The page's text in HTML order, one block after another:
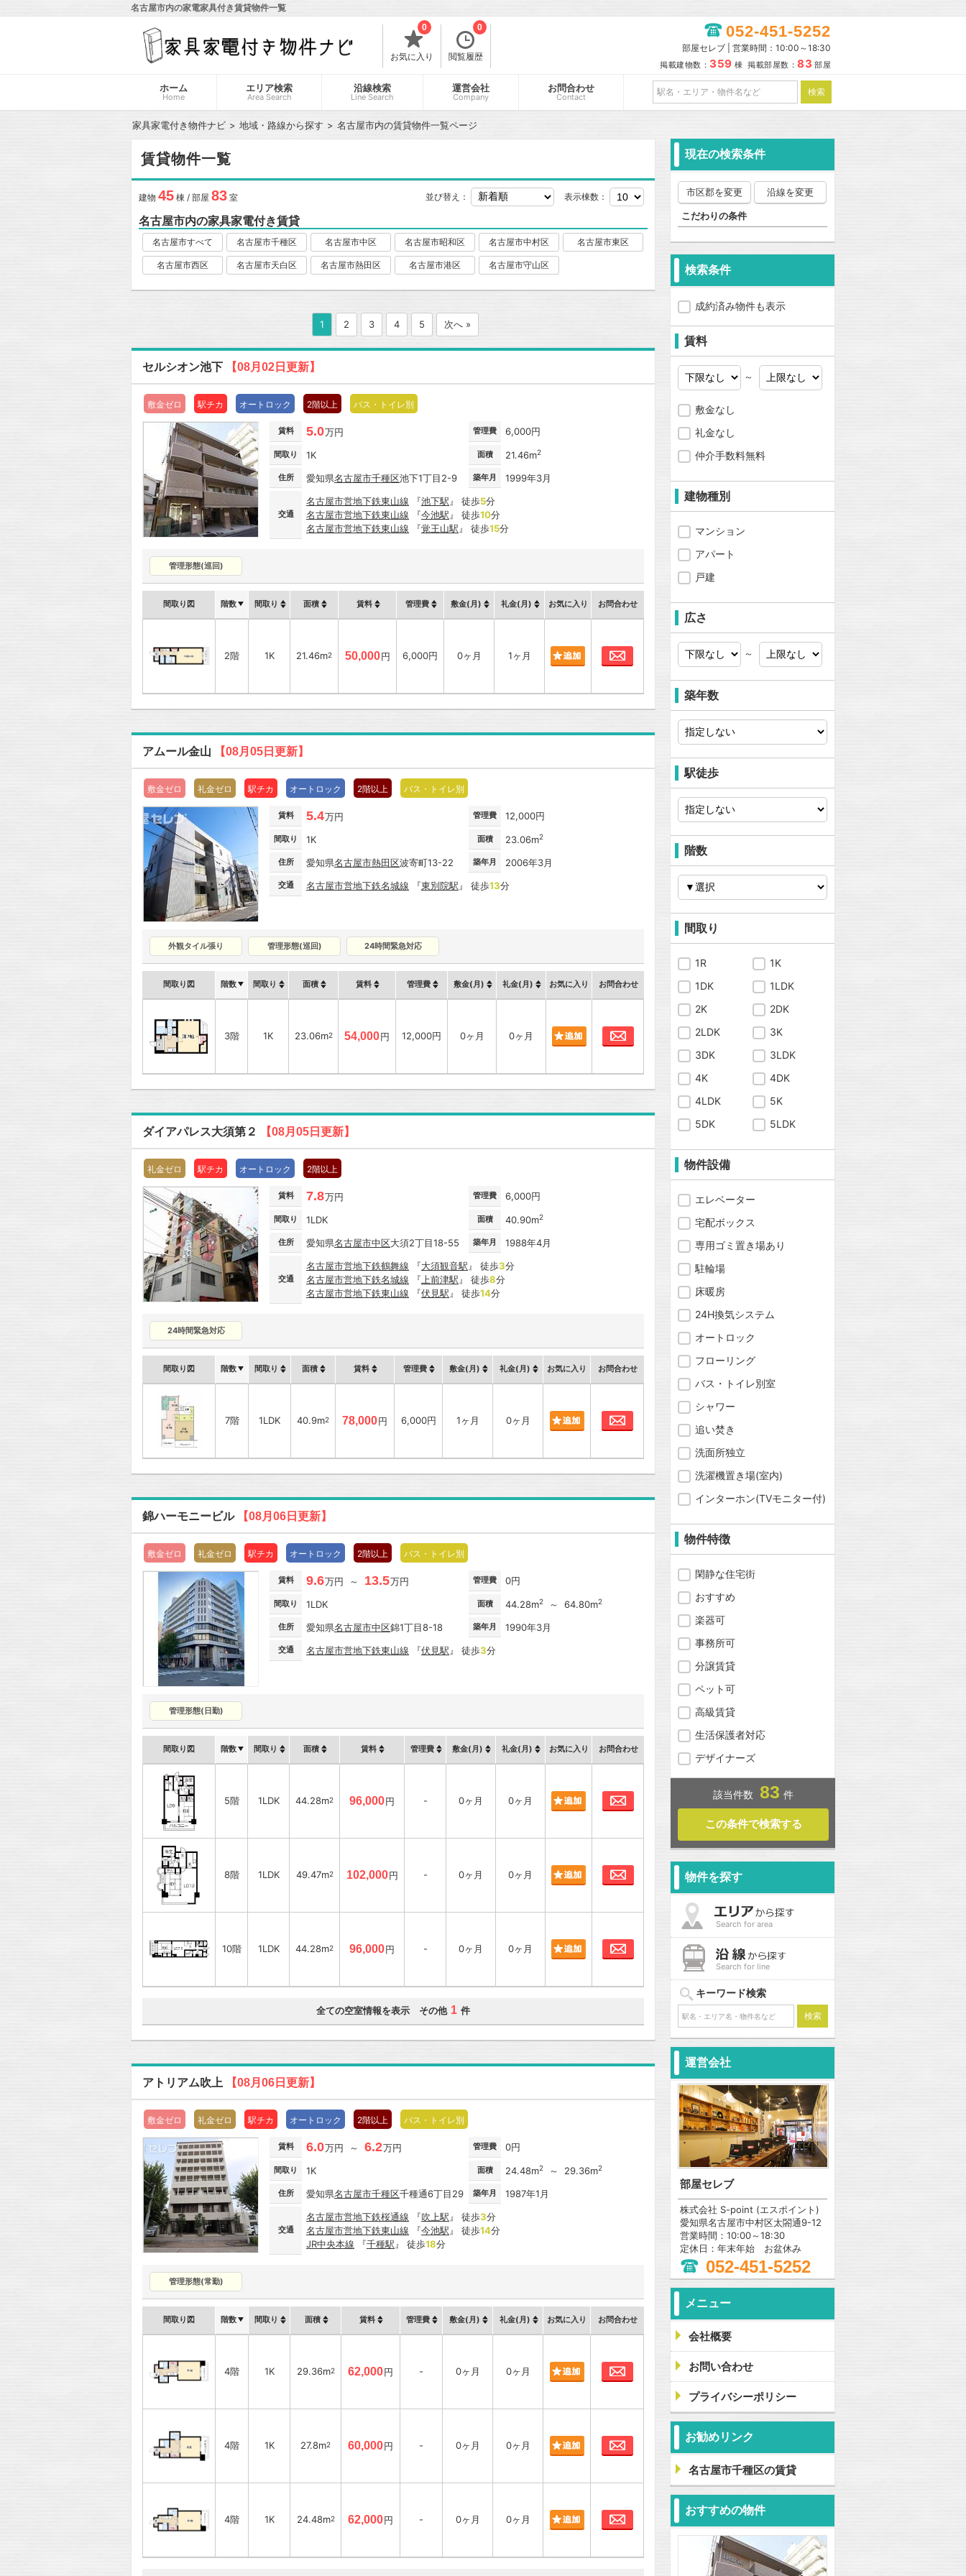
名古屋市内の家電家具付き賃貸物件一覧
お気に入り
0
閲覧履歴
0 052-451-5252
部屋セレブ | 営業時間：10:00～18:30
掲載建物数： 359 棟 掲載部屋数： 83 部屋
ホーム
Home
エリア検索
Area Search
沿線検索
Line Search
運営会社
Company
お問合わせ
Contact
家具家電付き物件ナビ 地域・路線から探す 名古屋市内の賃貸物件一覧ページ
賃貸物件一覧
建物 45 棟 / 部屋 83 室 並び替え：
名古屋市内の家具家電付き賃貸
名古屋市すべて 名古屋市千種区 名古屋市中区 名古屋市昭和区 名古屋市中村区 名古屋市東区
名古屋市西区 名古屋市天白区 名古屋市熱田区 名古屋市港区 名古屋市守山区
表示棟数：
1 2 3 4 5 次へ »
セルシオン池下 【08月02日更新】
敷金ゼロ 駅チカ オートロック 2階以上 バス・トイレ別
賃料 5.0万円 管理費 6,000円
間取り 1K 面積 21.46m2
住所 愛知県名古屋市千種区池下1丁目2-9 築年月 1999年3月
交通
名古屋市営地下鉄東山線 『池下駅 』 徒歩5分
名古屋市営地下鉄東山線 『今池駅 』 徒歩10分
名古屋市営地下鉄東山線 『覚王山駅 』 徒歩15分
管理形態(巡回)
間取り図 階数 間取り 面積 賃料 管理費 敷金(月) 礼金(月) お気に入り お問合わせ
2階 1K 21.46m2 50,000円 6,000円 0ヶ月 1ヶ月
アムール金山 【08月05日更新】
敷金ゼロ 礼金ゼロ 駅チカ オートロック 2階以上 バス・トイレ別
賃料 5.4万円 管理費 12,000円
間取り 1K 面積 23.06m2
住所 愛知県名古屋市熱田区波寄町13-22 築年月 2006年3月
交通 名古屋市営地下鉄名城線 『東別院駅 』 徒歩13分
外観タイル張り 管理形態(巡回) 24時間緊急対応
間取り図 階数 間取り 面積 賃料 管理費 敷金(月) 礼金(月) お気に入り お問合わせ
3階 1K 23.06m2 54,000円 12,000円 0ヶ月 0ヶ月 お問合わせ
ダイアパレス大須第２ 【08月05日更新】
礼金ゼロ 駅チカ オートロック 2階以上
賃料 7.8万円 管理費 6,000円
間取り 1LDK 面積 40.90m2
住所 愛知県名古屋市中区大須2丁目18-55 築年月 1988年4月
交通
名古屋市営地下鉄鶴舞線 『大須観音駅 』 徒歩3分
名古屋市営地下鉄名城線 『 上前津駅 』 徒歩8分
名古屋市営地下鉄東山線 『伏見駅 』 徒歩14分
24時間緊急対応
間取り図 階数 間取り 面積 賃料 管理費 敷金(月) 礼金(月) お気に入り お問合わせ
7階 1LDK 40.9m2 78,000円 6,000円 1ヶ月 0ヶ月 お問合わせ
錦ハーモニービル 【08月06日更新】
敷金ゼロ 礼金ゼロ 駅チカ オートロック 2階以上 バス・トイレ別
賃料 9.6万円 ～ 13.5万円 管理費 0円
間取り 1LDK 面積 44.28m2 ～ 64.80m2
住所 愛知県名古屋市中区錦1丁目8-18 築年月 1990年3月
交通 名古屋市営地下鉄東山線 『伏見駅 』 徒歩3分
管理形態(日勤)
間取り図 階数 間取り 面積 賃料 管理費 敷金(月) 礼金(月) お気に入り お問合わせ
5階 1LDK 44.28m2 96,000円 - 0ヶ月 0ヶ月 お問合わせ
8階 1LDK 49.47m2 102,000円 - 0ヶ月 0ヶ月 お問合わせ
10階 1LDK 44.28m2 96,000円 - 0ヶ月 0ヶ月 お問合わせ
全ての空室情報を表示 その他 1 件
アトリアム吹上 【08月06日更新】
敷金ゼロ 礼金ゼロ 駅チカ オートロック 2階以上 バス・トイレ別
賃料 6.0万円 ～ 6.2万円 管理費 0円
間取り 1K 面積 24.48m2 ～ 29.36m2
住所 愛知県名古屋市千種区千種通6丁目29 築年月 1987年1月
交通
名古屋市営地下鉄桜通線 『吹上駅 』 徒歩3分
名古屋市営地下鉄東山線 『今池駅 』 徒歩14分
JR中央本線 『千種駅 』 徒歩18分
管理形態(常勤)
間取り図 階数 間取り 面積 賃料 管理費 敷金(月) 礼金(月) お気に入り お問合わせ
4階 1K 29.36m2 62,000円 - 0ヶ月 0ヶ月 お問合わせ
4階 1K 27.8m2 60,000円 - 0ヶ月 0ヶ月 お問合わせ
4階 1K 24.48m2 62,000円 - 0ヶ月 0ヶ月 お問合わせ
現在の検索条件
市区郡を変更 沿線を変更
こだわりの条件
検索条件
成約済み物件も表示
賃料
～
敷金なし
礼金なし
仲介手数料無料
建物種別
マンション
アパート
戸建
広さ
～
築年数
駅徒歩
階数
間取り
1R
1K
1DK
1LDK
2K
2DK
2LDK
3K
3DK
3LDK
4K
4DK
4LDK
5K
5DK
5LDK
物件設備
エレベーター
宅配ボックス
専用ゴミ置き場あり
駐輪場
床暖房
24H換気システム
オートロック
フローリング
バス・トイレ別室
シャワー
追い焚き
洗面所独立
洗濯機置き場(室内)
インターホン(TVモニター付)
物件特徴
閑静な住宅街
おすすめ
楽器可
事務所可
分譲賃貸
ペット可
高級賃貸
生活保護者対応
デザイナーズ
該当件数 83 件
物件を探す
Search for area
Search for line
キーワード検索
運営会社
部屋セレブ
株式会社 S-point (エスポイント)
愛知県名古屋市中村区太閤通9-12
営業時間：10:00～18:30
定休日：年末年始 お盆休み
052-451-5252
メニュー
会社概要
お問い合わせ
プライバシーポリシー
お勧めリンク
名古屋市千種区の賃貸
おすすめの物件